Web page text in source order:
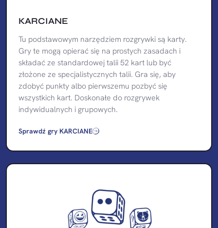
KARCIANE
Tu podstawowym narzędziem rozgrywki są karty.
Gry te mogą opierać się na prostych zasadach i
składać ze standardowej talii 52 kart lub być
złożone ze specjalistycznych talii. Gra się, aby
zdobyć punkty albo pierwszemu pozbyć się
wszystkich kart. Doskonałe do rozgrywek
indywidualnych i grupowych.
Sprawdź gry KARCIANE